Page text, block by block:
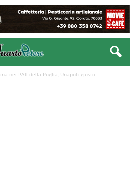
nei PAT della Puglia, Unapol: giusto